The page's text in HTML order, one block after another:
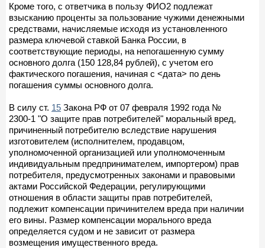
Кроме того, с ответчика в пользу ФИО2 подлежат
взысканию проценты за пользование чужими денежными
средствами, начисляемые исходя из установленного
размера ключевой ставкой Банка России, в
соответствующие периоды, на непогашенную сумму
основного долга (150 128,84 рублей), с учетом его
фактического погашения, начиная с <дата> по день
погашения суммы основного долга.
В силу ст. 15 Закона РФ от 07 февраля 1992 года №
2300-1 "О защите прав потребителей" моральный вред,
причиненный потребителю вследствие нарушения
изготовителем (исполнителем, продавцом,
уполномоченной организацией или уполномоченным
индивидуальным предпринимателем, импортером) прав
потребителя, предусмотренных законами и правовыми
актами Российской Федерации, регулирующими
отношения в области защиты прав потребителей,
подлежит компенсации причинителем вреда при наличии
его вины. Размер компенсации морального вреда
определяется судом и не зависит от размера
возмещения имущественного вреда.